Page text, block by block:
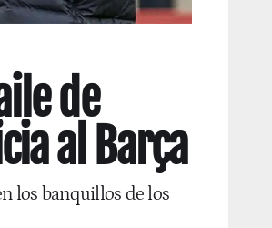
de
al Barça
los banquillos de los